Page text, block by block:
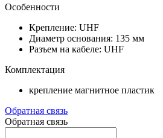
Особенности
Крепление: UHF
Диаметр основания: 135 мм
Разъем на кабеле: UHF
Комплектация
крепление магнитное пластик
Обратная связь
Обратная связь